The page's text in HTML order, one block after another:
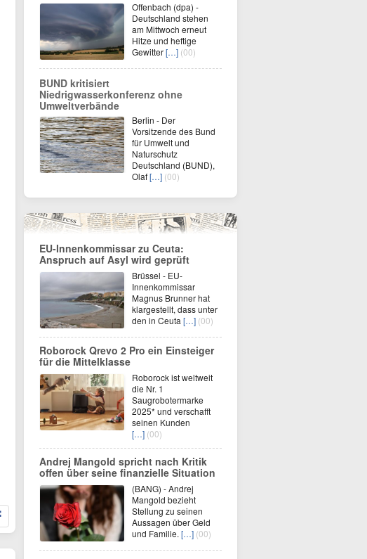
Offenbach (dpa) -
Deutschland stehen
am Mittwoch erneut
Hitze und heftige
Gewitter[…] (00)
BUND kritisiert
Niedrigwasserkonferenz ohne
Umweltverbände
Berlin - Der
Vorsitzende des Bund
für Umwelt und
Naturschutz
Deutschland (BUND),
Olaf[…] (00)
EU-Innenkommissar zu Ceuta:
Anspruch auf Asyl wird geprüft
Brüssel - EU-
Innenkommissar
Magnus Brunner hat
klargestellt, dass unter
den in Ceuta […] (00)
Roborock Qrevo 2 Pro ein Einsteiger
für die Mittelklasse
Roborock ist weltweit
die Nr. 1
Saugrobotermarke
2025* und verschafft
seinen Kunden
[…] (00)
Andrej Mangold spricht nach Kritik
offen über seine finanzielle Situation
(BANG) - Andrej
Mangold bezieht
Stellung zu seinen
Aussagen über Geld
und Familie. […] (00)